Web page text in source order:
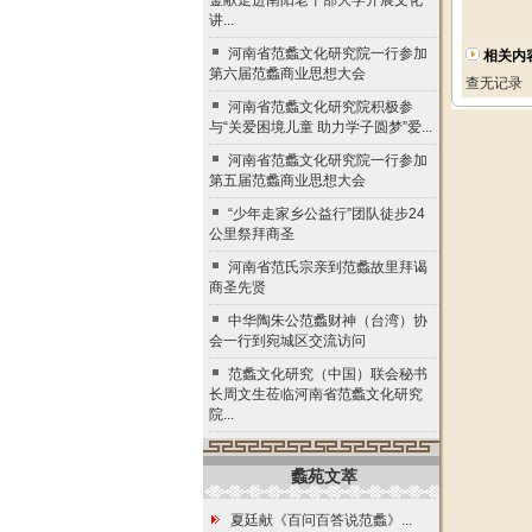
讲...
河南省范蠡文化研究院一行参加
第六届范蠡商业思想大会
河南省范蠡文化研究院积极参
与“关爱困境儿童 助力学子圆梦”爱...
河南省范蠡文化研究院一行参加
第五届范蠡商业思想大会
“少年走家乡公益行”团队徒步24
公里祭拜商圣
河南省范氏宗亲到范蠡故里拜谒
商圣先贤
中华陶朱公范蠡财神（台湾）协
会一行到宛城区交流访问
范蠡文化研究（中国）联会秘书
长周文生莅临河南省范蠡文化研究
院...
蠡苑文萃
夏廷献《百问百答说范蠡》...
相关内
查无记录